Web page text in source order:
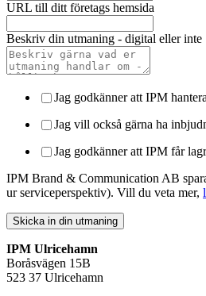
URL till ditt företags hemsida
Beskriv din utmaning - digital eller inte
Jag godkänner att IPM
Jag vill också gärna ha
Jag godkänner att IPM får
IPM Brand & Communication AB
ur serviceperspektiv). Vill du veta mer,
IPM Ulricehamn
Boråsvägen 15B
523 37 Ulricehamn